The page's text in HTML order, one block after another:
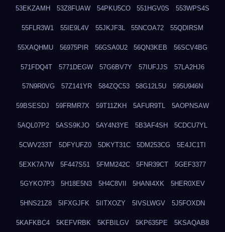
53EKZAMH 53Z8FUAW 54PKU5CO 551HGV0S 553WPS4S
55FLR3W1 55IE9L4V 55JKJF3L 55NCOA72 55QDIRSM
55XAQHMU 56975PIR 56GSA0U2 56QN3KEB 56SCV4BG
571FDQ4T 5771DEGW 57G6BV7Y 57IUFJJS 57LA2HJ6
57N9R0VG 57Z141YR 584ZQC53 58G12L5U 595U946N
59BSESDJ 59FRMR7X 59T11ZKH 5AFUR9TL 5AOPNSAW
5AQL07P2 5ASS9KJO 5AY4N3YE 5B3AF4SH 5CDCU7YL
5CWV233T 5DFYUFZ0 5DKYT31C 5DM253CG 5E4JC1TI
5EXK7A7W 5F447S51 5FMM242C 5FNR39CT 5GEF3377
5GYKO7P3 5H18E5N3 5H4C8VII 5HANI4XK 5HER0XEV
5HNS21Z8 5IFXGJFK 5IITXOZY 5IVSLWGV 5J5FOXDN
5KAFKBC4 5KEFVRBK 5KFBILGV 5KP635PE 5KSAQAB8